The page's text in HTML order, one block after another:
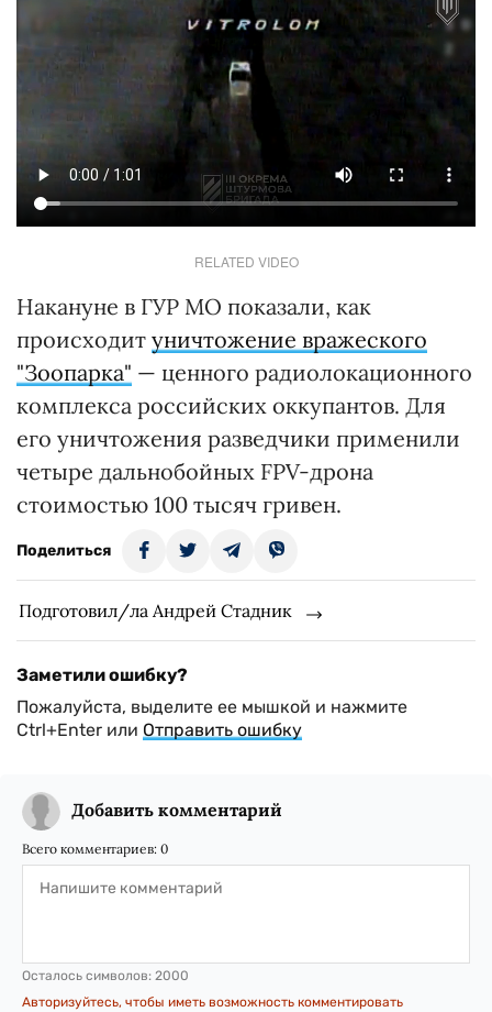
RELATED VIDEO
Накануне в ГУР МО показали, как
происходит уничтожение вражеского
"Зоопарка" — ценного радиолокационного
комплекса российских оккупантов. Для
его уничтожения разведчики применили
четыре дальнобойных FPV-дрона
стоимостью 100 тысяч гривен.
Поделиться
Подготовил/ла Андрей Стадник
Заметили ошибку?
Пожалуйста, выделите ее мышкой и нажмите
Ctrl+Enter или Отправить ошибку
Добавить комментарий
Всего комментариев: 0
Осталось символов: 2000
Авторизуйтесь, чтобы иметь возможность комментировать